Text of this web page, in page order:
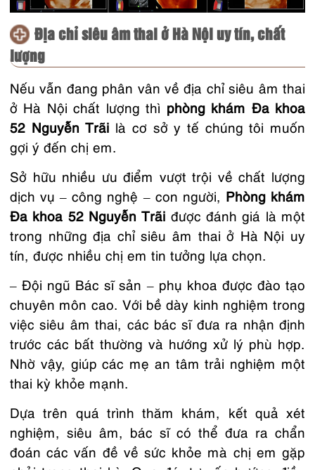
Địa chỉ siêu âm thai ở Hà Nội uy tín, chất
lượng
Nếu vẫn đang phân vân về địa chỉ siêu âm thai
ở Hà Nội chất lượng thì phòng khám Đa khoa
52 Nguyễn Trãi là cơ sở y tế chúng tôi muốn
gợi ý đến chị em.
Sở hữu nhiều ưu điểm vượt trội về chất lượng
dịch vụ – công nghệ – con người, Phòng khám
Đa khoa 52 Nguyễn Trãi được đánh giá là một
trong những địa chỉ siêu âm thai ở Hà Nội uy
tín, được nhiều chị em tin tưởng lựa chọn.
– Đội ngũ Bác sĩ sản – phụ khoa được đào tạo
chuyên môn cao. Với bề dày kinh nghiệm trong
việc siêu âm thai, các bác sĩ đưa ra nhận định
trước các bất thường và hướng xử lý phù hợp.
Nhờ vậy, giúp các mẹ an tâm trải nghiệm một
thai kỳ khỏe mạnh.
Dựa trên quá trình thăm khám, kết quả xét
nghiệm, siêu âm, bác sĩ có thể đưa ra chẩn
đoán các vấn đề về sức khỏe mà chị em gặp